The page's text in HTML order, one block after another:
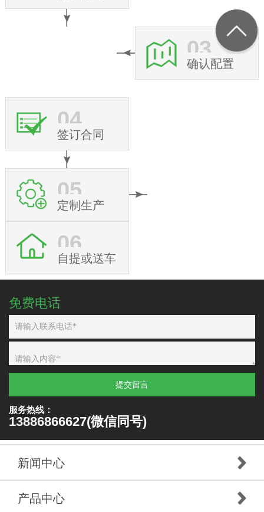
03
确认配置
04
签订合同
05
定制生产
06
自提或送车
免费电话
提交留言
服务热线：
13886866627(微信同号)
新闻中心
产品中心